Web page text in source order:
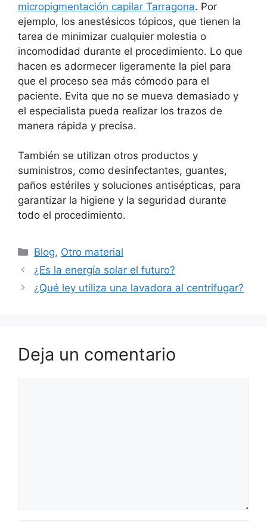
micropigmentación capilar Tarragona. Por
ejemplo, los anestésicos tópicos, que tienen la
tarea de minimizar cualquier molestia o
incomodidad durante el procedimiento. Lo que
hacen es adormecer ligeramente la piel para
que el proceso sea más cómodo para el
paciente. Evita que no se mueva demasiado y
el especialista pueda realizar los trazos de
manera rápida y precisa.
También se utilizan otros productos y
suministros, como desinfectantes, guantes,
paños estériles y soluciones antisépticas, para
garantizar la higiene y la seguridad durante
todo el procedimiento.
Categorías
Blog, Otro material
¿Es la energía solar el futuro?
¿Qué ley utiliza una lavadora al centrifugar?
Deja un comentario